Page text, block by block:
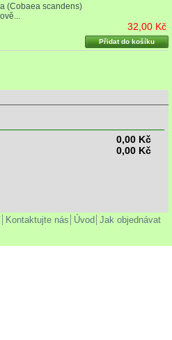
(Cobaea scandens)
32,00 Kč
Přidat do košíku
0,00 Kč
0,00 Kč
Kontaktujte nás Úvod Jak objednávat